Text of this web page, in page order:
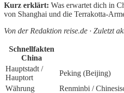
Kurz erklärt: Was erwartet dich in
von Shanghai und die Terrakotta-
Von der Redaktion reise.de · Zuletzt
Schnellfakten
China
Hauptstadt /
Hauptort
Peking (Beijing)
Währung
Renminbi /